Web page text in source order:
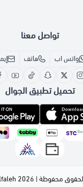
تواصل معنا
واتس اب هاتف
تحميل تطبيق الجوال
محفوظة | 2026